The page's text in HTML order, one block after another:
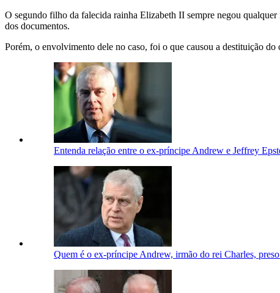
O segundo filho da falecida rainha Elizabeth II sempre negou qualquer
dos documentos.
Porém, o envolvimento dele no caso, foi o que causou a destituição do
Entenda relação entre o ex-príncipe Andrew e Jeffrey
Quem é o ex-príncipe Andrew, irmão do rei Charles,